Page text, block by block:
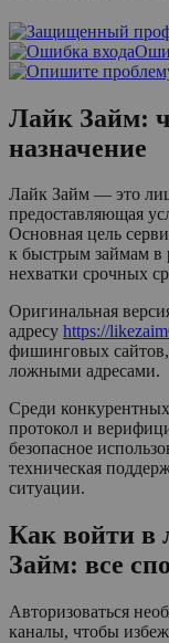
Лайк Займ:
назначение
Лайк Займ — это
предоставляющая
Основная цель
к быстрым займам в
нехватки срочных
Оригинальная
адресу https://
фишинговых
ложными адресами.
Среди
протокол и
безопасное
техническая
ситуации.
Как войти в
Займ: все
Авторизоваться
каналы, чтобы